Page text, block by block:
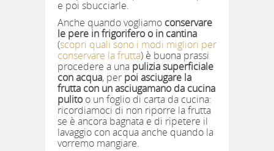
e poi sbucciarle.
Anche quando vogliamo conservare
le pere in frigorifero o in cantina
(scopri quali sono i modi migliori per
conservare la frutta) è buona prassi
procedere a una pulizia superficiale
con acqua, per poi asciugare la
frutta con un asciugamano da cucina
pulito o un foglio di carta da cucina:
ricordiamoci di non riporre la frutta
se è ancora bagnata e di ripetere il
lavaggio con acqua anche quando la
vorremo mangiare.